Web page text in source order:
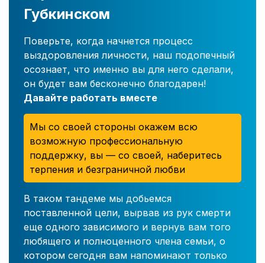
Губкинском
Поверьте, когда начнется процесс
выздоровления личности, наш подопечный
осознает, что именно вы для него сделали,
он будет вам бесконечно благодарен!
Давайте работать вместе
Мы со своей стороны окажем всю
возможную профессиональную
поддержку, вы — со своей, наберитесь
терпения и безграничной любви
В таком тандеме мы добьемся
поставленной цели, вырвав из рук смерти
еще одного зависимого и вернув вам того
любящего и полноценного члена семьи, о
котором сегодня вам напоминают только